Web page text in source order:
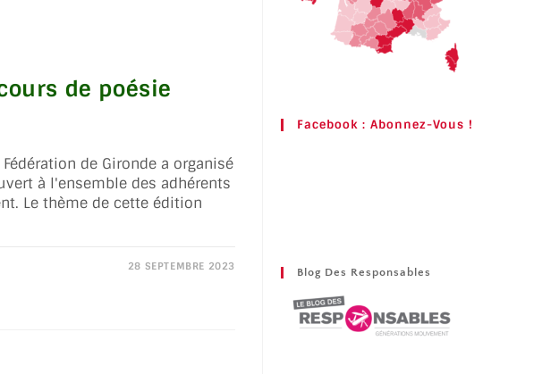
de poésie
de Gironde a organisé
à l'ensemble des adhérents
Le thème de cette édition
28 SEPTEMBRE 2023
Facebook : Abonnez-Vous !
Blog Des Responsables